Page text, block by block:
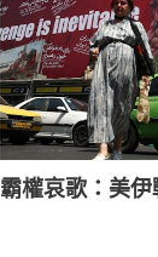
霸權哀歌：美